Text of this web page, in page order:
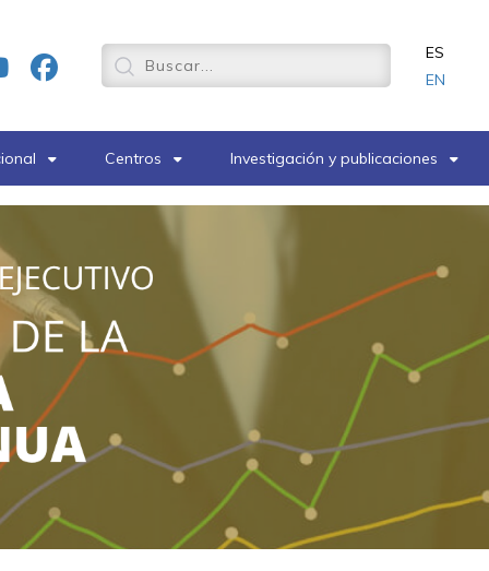
ES
EN
Centros Investigación y publicaciones